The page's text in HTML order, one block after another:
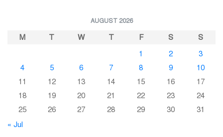
AUGUST 2026
M T W T F S
S
1
2
3
4
5 6 7 8 9
10
11
12 13 14 15 16
17
18
19 20 21 22 23
24
25
26 27 28 29 30
31
« Jul